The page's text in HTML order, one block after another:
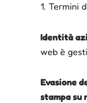
1. Termini
Identità
web è
Evasione
stampa su